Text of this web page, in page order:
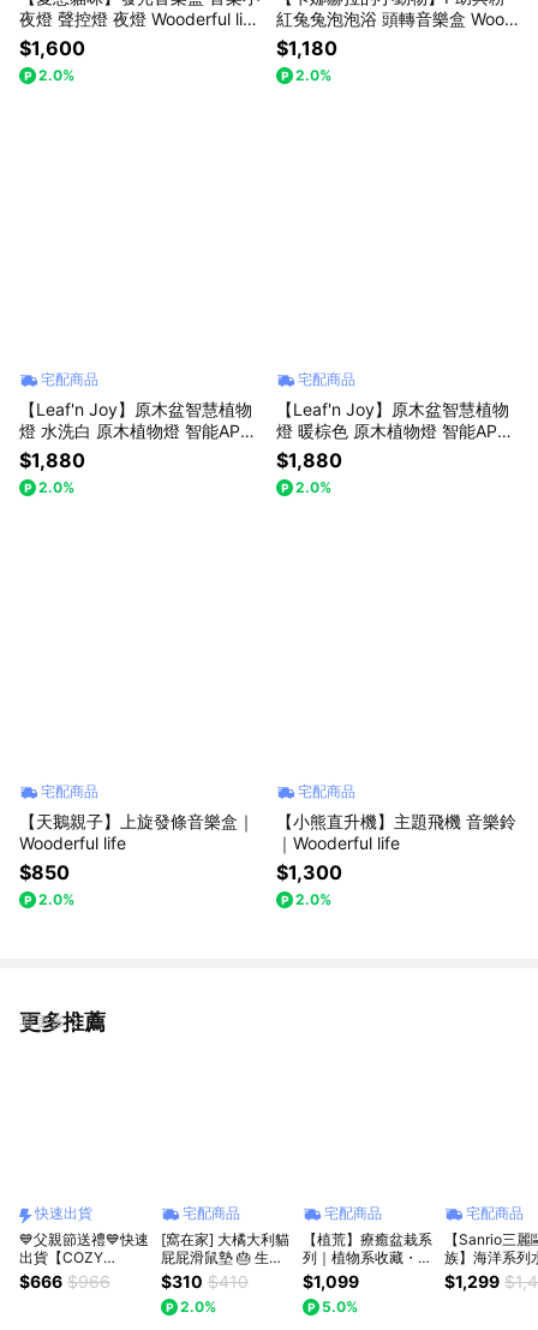
夜燈 聲控燈 夜燈 Wooderful life
｜知音文創
$1,600
2.0%
紅兔兔泡泡浴 頭轉音樂盒 Wood
erful life｜知音文創
$1,180
2.0%
宅配商品
【Leaf'n Joy】原木盆智慧植物
燈 水洗白 原木植物燈 智能APP
控制 L16-W218 (W)
$1,880
2.0%
宅配商品
【Leaf'n Joy】原木盆智慧植物
燈 暖棕色 原木植物燈 智能APP
控制 L16-W218 (B)
$1,880
2.0%
宅配商品
【天鵝親子】上旋發條音樂盒｜
Wooderful life
$850
2.0%
宅配商品
【小熊直升機】主題飛機 音樂鈴
｜Wooderful life
$1,300
2.0%
更多推薦
看更多
快速出貨
💙父親節送禮💙快速
出貨【COZY
PLUS+】東方祝福
系列｜太極功夫人造
$666 $966
宅配商品
[窩在家] 大橘大利貓
屁屁滑鼠墊 🎂 生日
禮物｜辦公室｜貓咪
｜實用｜療癒｜同事
｜上班族｜貓奴｜獅
$310 $410
2.0%
宅配商品
【植荒】療癒盆栽系
列｜植物系收藏・8
款可選
$1,099
5.0%
宅配商品
【Sanrio三麗
族】海洋系列
正版授權限定
耳狗
$1,299